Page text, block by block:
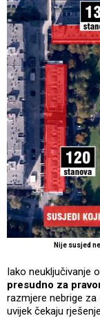
Nije susjed
Iako neuključivanje
presudno za
razmjere nebrige
uvijek čekaju